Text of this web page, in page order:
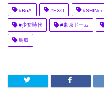
#BoA #EXO #SHINee
#少女時代 #東京ドーム
鳥取